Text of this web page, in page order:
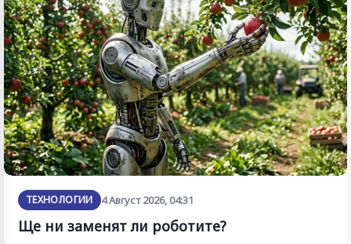
ТЕХНОЛОГИИ 4 Август 2026, 04:31
Ще ни заменят ли роботите?